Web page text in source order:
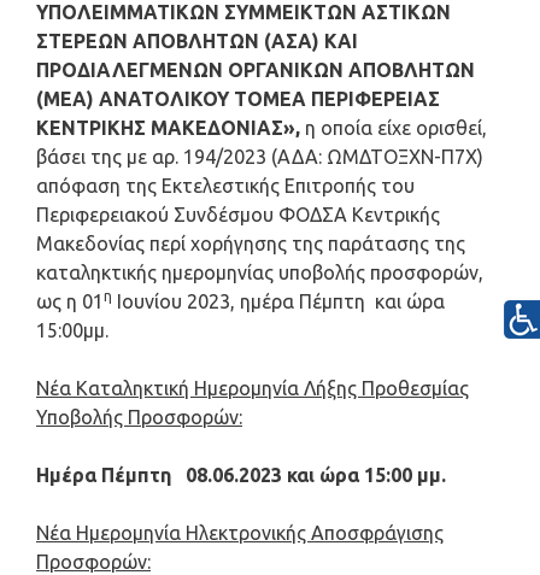
ΥΠΟΛΕΙΜΜΑΤΙΚΩΝ ΣΥΜΜΕΙΚΤΩΝ ΑΣΤΙΚΩΝ
ΣΤΕΡΕΩΝ ΑΠΟΒΛΗΤΩΝ (ΑΣΑ) ΚΑΙ
ΠΡΟΔΙΑΛΕΓΜΕΝΩΝ ΟΡΓΑΝΙΚΩΝ ΑΠΟΒΛΗΤΩΝ
(ΜΕΑ) ΑΝΑΤΟΛΙΚΟΥ ΤΟΜΕΑ ΠΕΡΙΦΕΡΕΙΑΣ
ΚΕΝΤΡΙΚΗΣ ΜΑΚΕΔΟΝΙΑΣ», η οποία είχε ορισθεί,
βάσει της με αρ. 194/2023 (ΑΔΑ: ΩΜΔΤΟΞΧΝ-Π7Χ)
απόφαση της Εκτελεστικής Επιτροπής του
Περιφερειακού Συνδέσμου ΦΟΔΣΑ Κεντρικής
Μακεδονίας περί χορήγησης της παράτασης της
καταληκτικής ημερομηνίας υποβολής προσφορών,
ως η 01 η Ιουνίου 2023, ημέρα Πέμπτη και ώρα
15:00μμ.
Νέα Καταληκτική Ημερομηνία Λήξης Προθεσμίας
Υποβολής Προσφορών:
Ημέρα Πέμπτη 08.06.2023 και ώρα 15:00 μμ.
Νέα Ημερομηνία Ηλεκτρονικής Αποσφράγισης
Προσφορών: